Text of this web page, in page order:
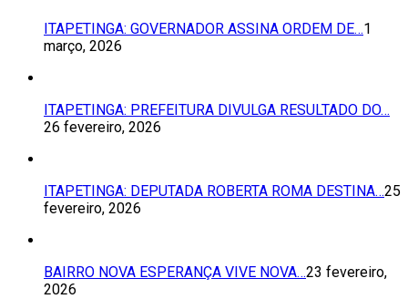
ITAPETINGA: GOVERNADOR ASSINA ORDEM DE…1
março, 2026
ITAPETINGA: PREFEITURA DIVULGA RESULTADO DO…
26 fevereiro, 2026
ITAPETINGA: DEPUTADA ROBERTA ROMA DESTINA…25
fevereiro, 2026
BAIRRO NOVA ESPERANÇA VIVE NOVA…23 fevereiro,
2026